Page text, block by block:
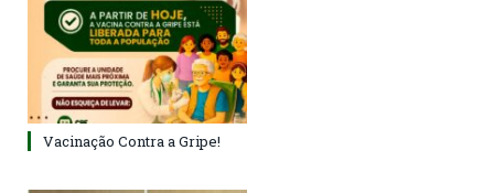
Vacinação Contra a Gripe!